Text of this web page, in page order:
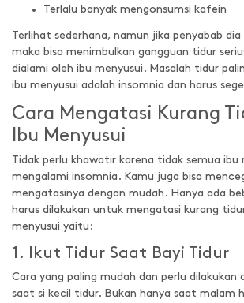
Terlalu banyak mengonsumsi kafein
Terlihat sederhana, namun jika penyabab
maka bisa menimbulkan gangguan tidur
dialami oleh ibu menyusui. Masalah tidur
ibu menyusui adalah insomnia dan harus
Cara Mengatasi Kurang
Ibu Menyusui
Tidak perlu khawatir karena tidak semua ibu
mengalami insomnia. Kamu juga bisa
mengatasinya dengan mudah. Hanya ada
harus dilakukan untuk mengatasi kurang
menyusui yaitu:
1. Ikut Tidur Saat Bayi Tidur
Cara yang paling mudah dan perlu dilakukan
saat si kecil tidur. Bukan hanya saat malam